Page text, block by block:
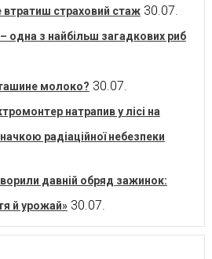
страховий стаж 30.07.
одна з найбільш загадкових риб
молоко? 30.07.
натрапив у лісі на
радіаційної небезпеки
давній обряд зажинок:
й урожай» 30.07.